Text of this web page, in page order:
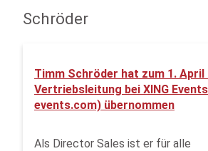
Schröder
Timm Schröder hat zum 1. April
Vertriebsleitung bei XING
events.com) übernommen
Als Director Sales ist er für alle